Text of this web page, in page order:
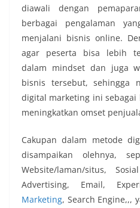
diawali dengan
berbagai pengalaman
menjalani bisnis online.
agar peserta bisa lebih
dalam mindset dan juga
bisnis tersebut, sehingga
digital marketing ini
meningkatkan omset
Cakupan dalam metode
disampaikan olehnya,
Website/laman/situs,
Advertising, Email,
Marketing, Search Engine,,,